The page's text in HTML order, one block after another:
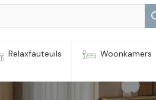
Relaxfauteuils
Woonkamers